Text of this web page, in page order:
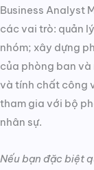
Business Analyst
các vai trò: quản
nhóm; xây dựng
của phòng ban và
và tính chất công
tham gia với bộ
nhân sự.
Nếu bạn đặc biệt